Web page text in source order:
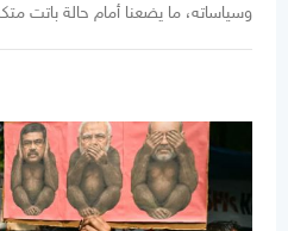
وسياساته، ما يضعنا أمام حالة باتت